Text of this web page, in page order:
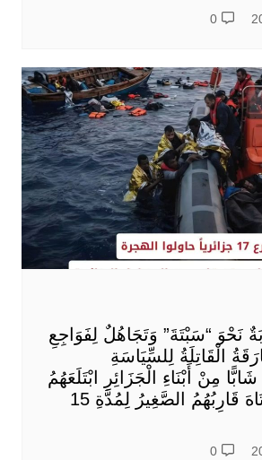
0
“سَبْتَةَ” وَتَجَاهُلٌ لِفَوَاجِعِ
الْقَاتِلَةُ لِلسِّيَاسَةِ
الْجَزَائِرِيَّةِ: 17 شَابًّا مِنْ أَبْنَاءِ الْجَزَائِرِ ابْتَلَعَهُمُ
الْبَحْرُ بَعْدَ أَنْ تَاهَ قَارِبُهُمُ الصَّغِيرُ لِمُدَّةِ 15
0